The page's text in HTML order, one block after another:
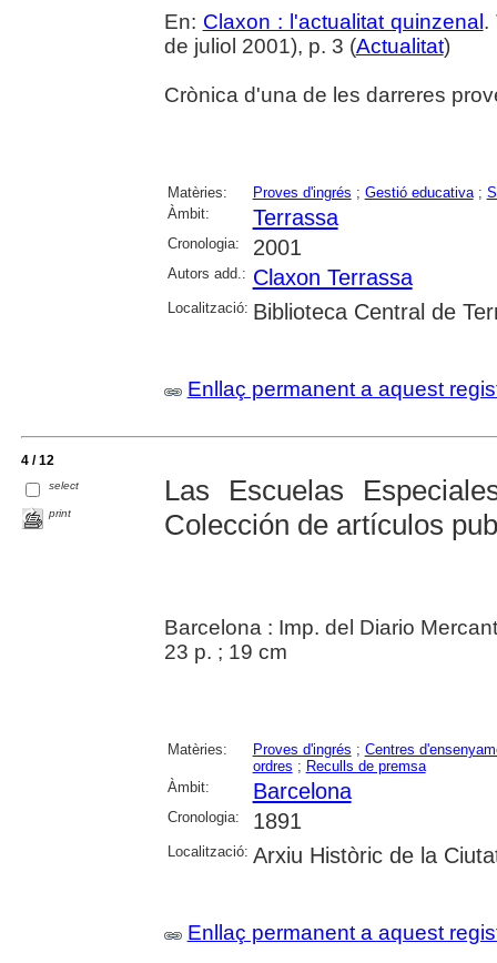
En: Claxon : l'actualitat quinzenal .
de juliol 2001), p. 3 (Actualitat)
Crònica d'una de les darreres
Matèries: Proves d'ingrés ; Gestió educativa;
Àmbit:
Terrassa
Cronologia: 2001
Autors add.: Claxon Terrassa
Localització: Biblioteca Central de
Enllaç permanent a aquest
4 / 12
select
print
Las Escuelas
Colección de artículos
Barcelona : Imp. del Diario
23 p. ; 19 cm
Matèries: Proves d'ingrés ; Centres
ordres ; Reculls de premsa
Àmbit:
Barcelona
Cronologia: 1891
Localització: Arxiu Històric de la
Enllaç permanent a aquest